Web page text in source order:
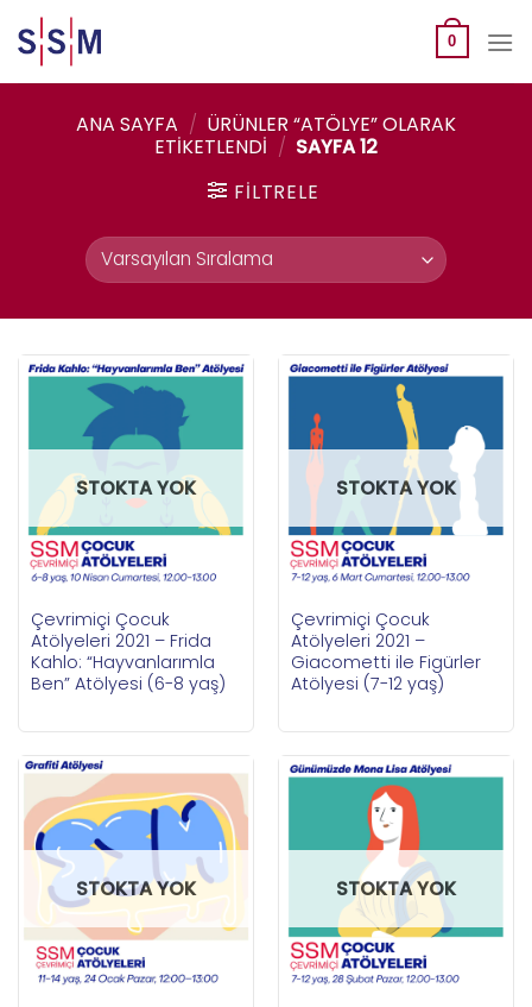
to
content
0
ANA SAYFA / ÜRÜNLER “ATÖLYE” OLARAK
ETIKETLENDI / SAYFA 12
FILTRELE
STOKTA YOK
Çevrimiçi Çocuk
Atölyeleri 2021 – Frida
Kahlo: “Hayvanlarımla
Ben” Atölyesi (6-8 yaş)
STOKTA YOK
Çevrimiçi Çocuk
Atölyeleri 2021 –
Giacometti ile Figürler
Atölyesi (7-12 yaş)
STOKTA YOK STOKTA YOK